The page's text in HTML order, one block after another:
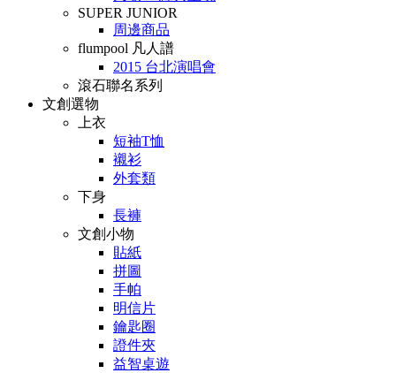
SUPER JUNIOR
周邊商品
flumpool 凡人譜
2015 台北演唱會
滾石聯名系列
文創選物
上衣
短袖T恤
襯衫
外套類
下身
長褲
文創小物
貼紙
拼圖
手帕
明信片
鑰匙圈
證件夾
益智桌遊